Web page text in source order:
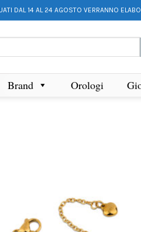
DAL 14 AL 24 AGOSTO VERRANNO
Brand Orologi